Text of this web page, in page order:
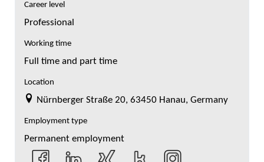
Career level
Professional
Working time
Full time and part time
Location
Nürnberger Straße 20, 63450 Hanau, Germany
Employment type
Permanent employment